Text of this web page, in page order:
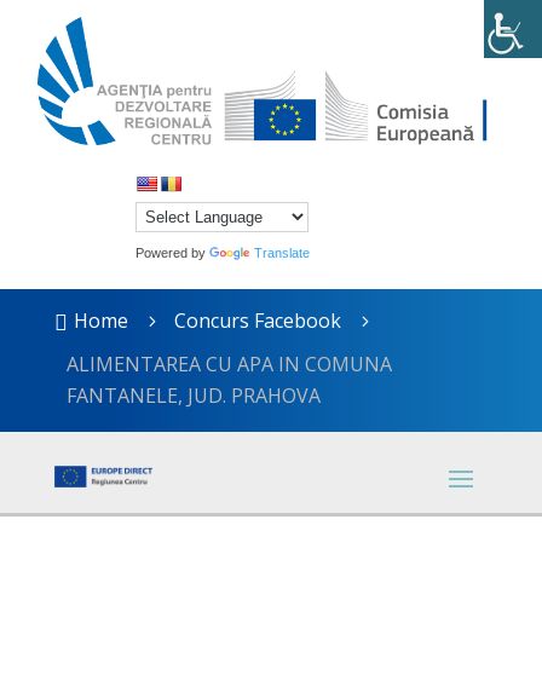
Powered by Translate
 Home 5 Concurs Facebook 5
ALIMENTAREA CU APA IN COMUNA
FANTANELE, JUD. PRAHOVA